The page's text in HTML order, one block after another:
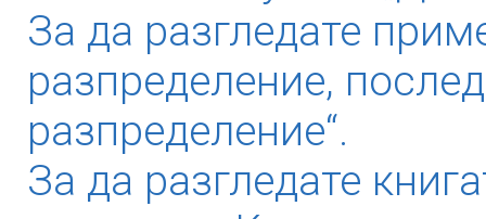
За да разгледате
разпределение,
разпределение“.
За да разгледате